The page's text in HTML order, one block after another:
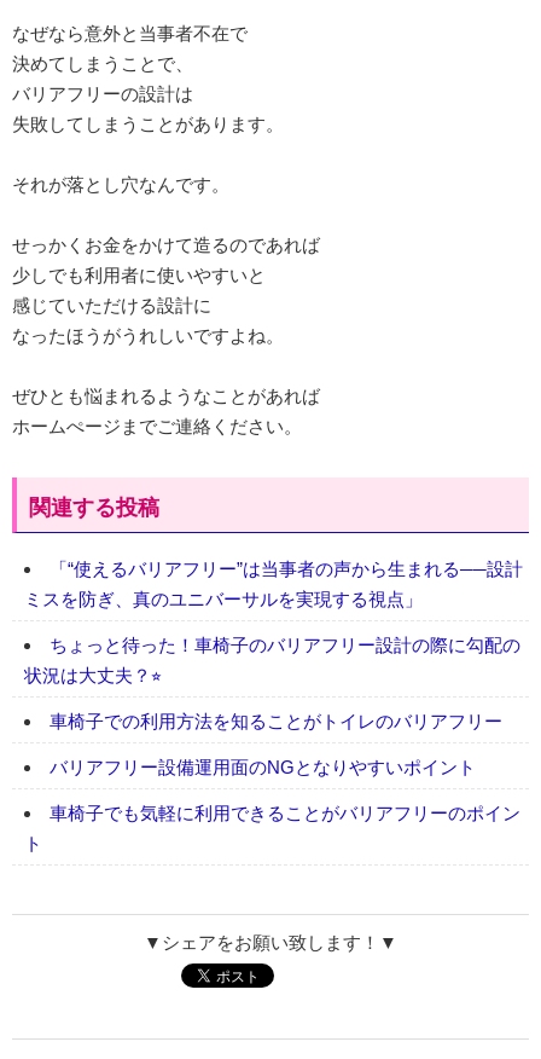
なぜなら意外と当事者不在で
決めてしまうことで、
バリアフリーの設計は
失敗してしまうことがあります。
それが落とし穴なんです。
せっかくお金をかけて造るのであれば
少しでも利用者に使いやすいと
感じていただける設計に
なったほうがうれしいですよね。
ぜひとも悩まれるようなことがあれば
ホームぺージまでご連絡ください。
関連する投稿
「“使えるバリアフリー”は当事者の声から生まれる──設計
ミスを防ぎ、真のユニバーサルを実現する視点」
ちょっと待った！車椅子のバリアフリー設計の際に勾配の
状況は大丈夫？⭐︎
車椅子での利用方法を知ることがトイレのバリアフリー
バリアフリー設備運用面のNGとなりやすいポイント
車椅子でも気軽に利用できることがバリアフリーのポイン
ト
▼シェアをお願い致します！▼